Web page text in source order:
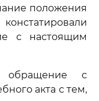
положения
с настоящим
обращение с
акта с тем,